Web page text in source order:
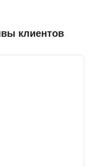
клиентов